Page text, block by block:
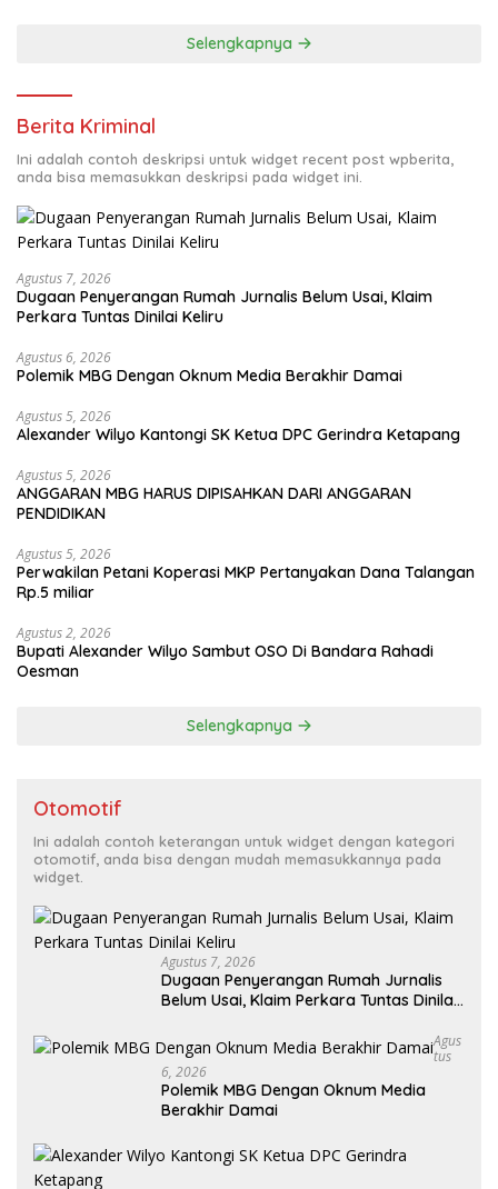
Selengkapnya
Berita Kriminal
Ini adalah contoh deskripsi untuk widget recent post wpberita,
anda bisa memasukkan deskripsi pada widget ini.
Agustus 7, 2026
Dugaan Penyerangan Rumah Jurnalis Belum Usai, Klaim
Perkara Tuntas Dinilai Keliru
Agustus 6, 2026
Polemik MBG Dengan Oknum Media Berakhir Damai
Agustus 5, 2026
Alexander Wilyo Kantongi SK Ketua DPC Gerindra Ketapang
Agustus 5, 2026
ANGGARAN MBG HARUS DIPISAHKAN DARI ANGGARAN
PENDIDIKAN
Agustus 5, 2026
Perwakilan Petani Koperasi MKP Pertanyakan Dana Talangan
Rp.5 miliar
Agustus 2, 2026
Bupati Alexander Wilyo Sambut OSO Di Bandara Rahadi
Oesman
Selengkapnya
Otomotif
Ini adalah contoh keterangan untuk widget dengan kategori
otomotif, anda bisa dengan mudah memasukkannya pada
widget.
Agustus 7, 2026
Dugaan Penyerangan Rumah Jurnalis
Belum Usai, Klaim Perkara Tuntas Dinilai
Agus
Tus
6, 2026
Polemik MBG Dengan Oknum Media
Berakhir Damai